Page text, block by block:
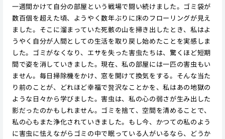
一週間かけて自分の部屋という戦場で闘い続けました。ゴミ袋が
数百個を超えた頃、ようやく数年ぶりに床のフローリングが見え
ました。そこに溜まっていた死骸の山を掃き出したとき、私はよ
うやく自分が人間としての生活を取り戻し始めたことを実感しま
した。ゴミがなくなり、エサを失った害虫たちは、驚くほど短期
間で姿を消していきました。現在、私の部屋には一匹の害虫もい
ません。毎日掃除機をかけ、窓を開けて換気をする。そんな当た
り前のことが、どれほど幸福で贅沢なことかを、私はあの地獄の
ような日々から学びました。害虫は、私の心の弱さが生み出した
影だったのかもしれません。ゴミを捨て、空間を清めることで、
私の心もまた浄化されていきました。もし今、かつての私のよう
に害虫に怯えながらゴミの中で眠っている人がいるなら、どうか